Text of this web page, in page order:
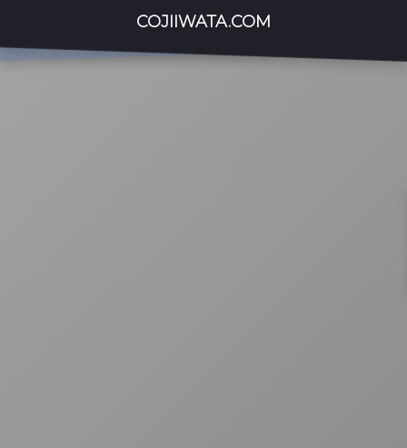
COJIIWATA.COM